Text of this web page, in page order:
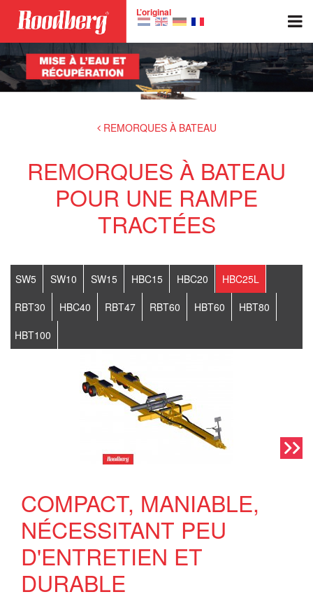
Skip to main content L’original
REMORQUES À BATEAU
REMORQUES À BATEAU
POUR UNE RAMPE
TRACTÉES
SW5 SW10 SW15 HBC15 HBC20
HBC25L
RBT30
HBC40 RBT47 RBT60 HBT60
HBT80
HBT100
COMPACT, MANIABLE,
NÉCESSITANT PEU
D'ENTRETIEN ET
DURABLE